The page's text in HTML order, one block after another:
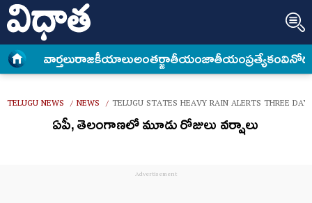
వార్త‌లురాజకీయాలుఅంత‌ర్జాతీయంజాతీయంప్రత్యేకం
TELUGU NEWS / NEWS / TELUGU STATES HEAVY RAIN ALERTS THREE
ఏపీ, తెలంగాణలో మూడు రోజులు వర్షాలు